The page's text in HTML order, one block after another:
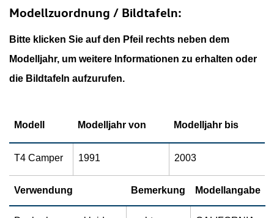
Modellzuordnung / Bildtafeln:
Bitte klicken Sie auf den Pfeil rechts neben dem
Modelljahr, um weitere Informationen zu erhalten oder
die Bildtafeln aufzurufen.
Modell Modelljahr von Modelljahr bis
T4 Camper 1991 2003
Verwendung Bemerkung Modellangabe